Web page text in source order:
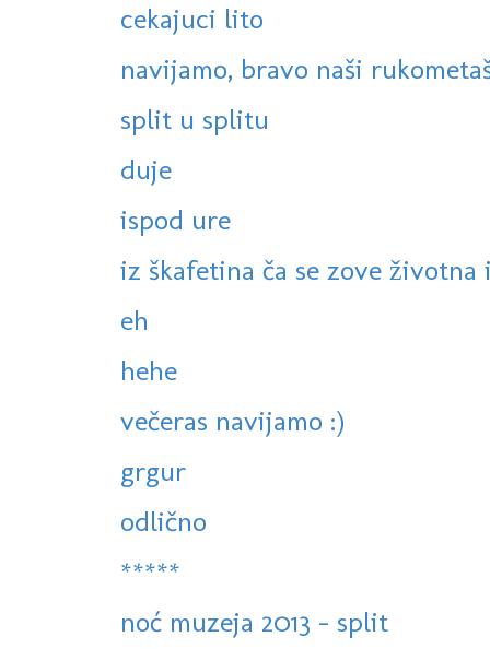
cekajuci lito
navijamo, bravo naši
split u splitu
duje
ispod ure
iz škafetina ča se zove životna
eh
hehe
večeras navijamo :)
grgur
odlično
*****
noć muzeja 2013 - split